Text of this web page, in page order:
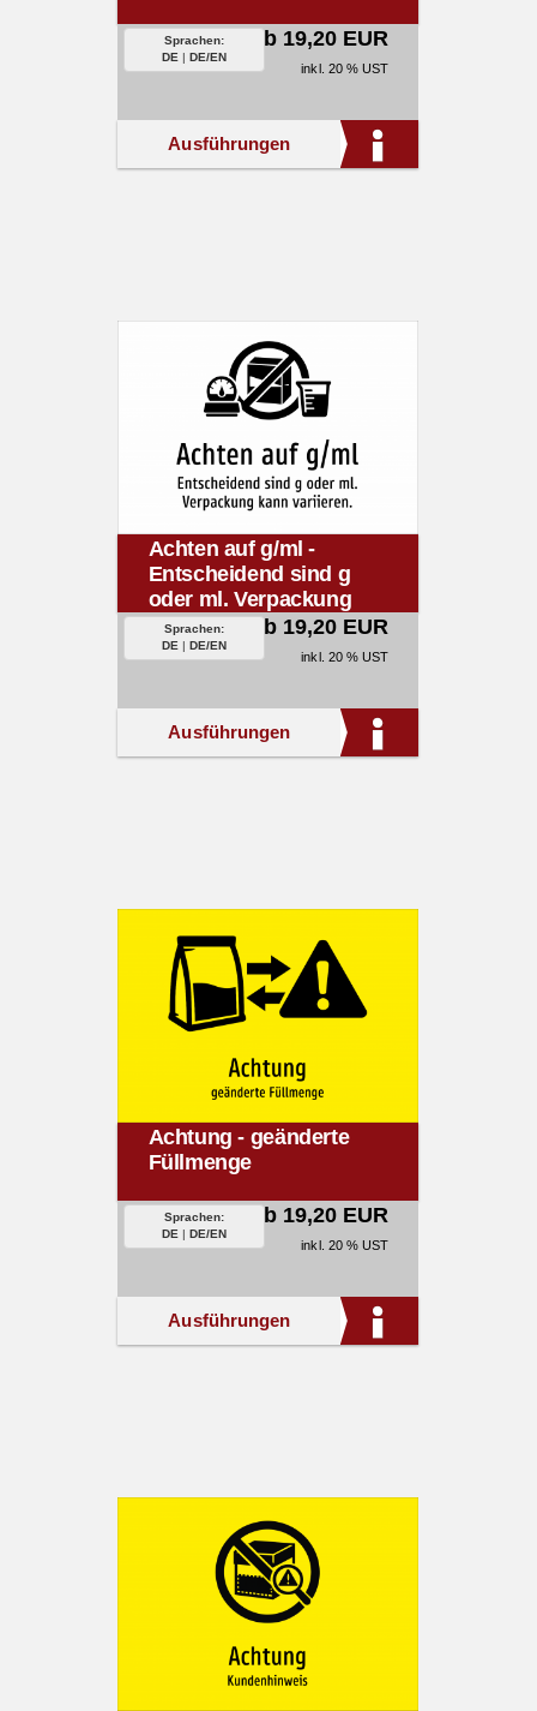
Sprachen:
DE | DE/EN
ab 19,20 EUR
inkl. 20 % UST
Ausführungen
Achten auf g/ml -
Entscheidend sind g
oder ml. Verpackung
kann variieren.
Sprachen:
DE | DE/EN
ab 19,20 EUR
inkl. 20 % UST
Ausführungen
Achtung - geänderte
Füllmenge
Sprachen:
DE | DE/EN
ab 19,20 EUR
inkl. 20 % UST
Ausführungen